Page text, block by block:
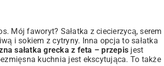
Mój faworyt? Sałatka z ciecierzycą, serem
i sokiem z cytryny. Inna opcja to sałatka
sałatka grecka z feta – przepis jest
kuchnia jest ekscytująca. To także